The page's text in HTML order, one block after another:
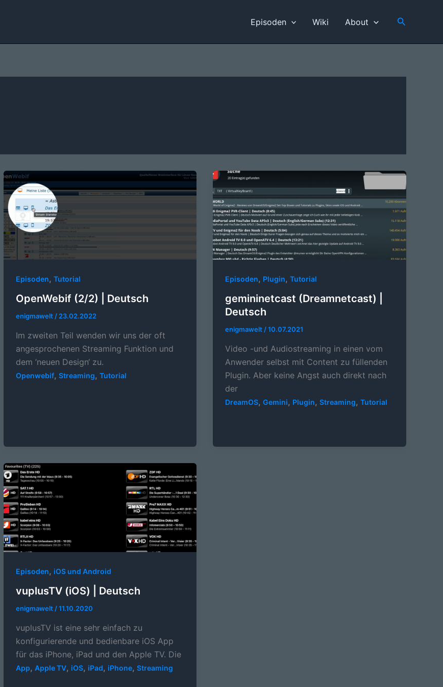
Episoden Wiki About Suchen
Episoden, Tutorial
OpenWebif (2/2) | Deutsch
enigmawelt / 23.02.2022
Im zweiten Teil wenden wir uns der oft
angesprochenen Streaming Funktion und
dem ’neuen Design‘ zu.
Openwebif, Streaming, Tutorial
Episoden, Plugin,Tutorial
gemininetcast (Dreamnetcast) |
Deutsch
enigmawelt /10.07.2021
Video -und Audiostreaming in einen vom
Anwender selbst mit Content zu füllenden
Plugin. Aber keine Angst auch direkt nach
der
DreamOS,Gemini, Plugin,Streaming,Tutorial
Episoden, iOS und Android
vuplusTV (iOS) | Deutsch
enigmawelt /11.10.2020
vuplusTV ist eine sehr einfach zu
konfigurierende und bedienbare iOS App
für das iPhone, iPad und den Apple TV. Die
App, Apple TV, iOS, iPad, iPhone, Streaming